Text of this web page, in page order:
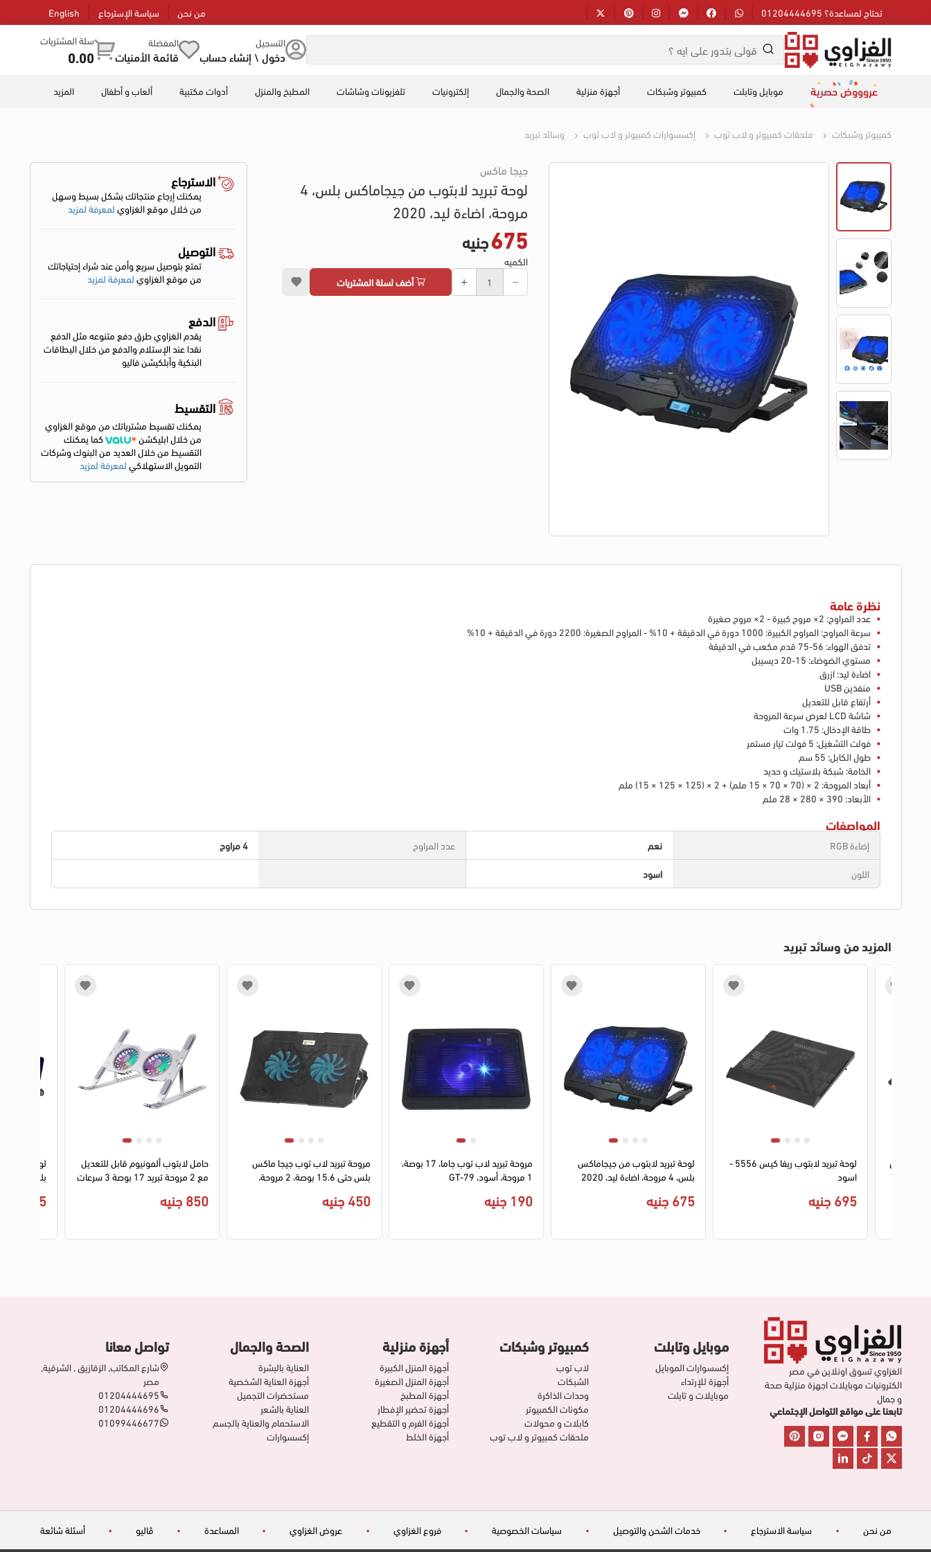
تحتاج لمساعدة؟ 01204444695 من نحن سياسة الإسترجاع English
التسجيل
دخول \ إنشاء حساب
المفضلة
قائمة الأمنيات
سلة المشتريات
0.00
عروووض حصرية موبايل وتابلت كمبيوتر وشبكات أجهزة منزلية الصحة والجمال إلكترونيات تلفزيونات وشاشات المطبخ والمنزل أدوات مكتبية ألعاب و أطفال المزيد
كمبيوتر وشبكات ملحقات كمبيوتر و لاب توب إكسسوارات كمبيوتر و لاب توب وسائد تبريد
جيجا ماكس
لوحة تبريد لابتوب من جيجاماكس بلس، 4
مروحة، اضاءة ليد، 2020
675جنيه
الكميه
أضف لسلة المشتريات
الاسترجاع
يمكنك إرجاع منتجاتك بشكل بسيط وسهل
من خلال موقع الغزاويلمعرفة لمزيد
التوصيل
تمتع بتوصيل سريع وأمن عند شراء إحتياجاتك
من موقع الغزاويلمعرفة لمزيد
الدفع
يقدم الغزاوي طرق دفع متنوعه مثل الدفع
نقدا عند الإستلام والدفع من خلال البطاقات
البنكية وأبلكيشن فاليو
التقسيط
يمكنك تقسيط مشترياتك من موقع الغزاوي
من خلال ابليكشن
كما يمكنك
التقسيط من خلال العديد من البنوك وشركات
التمويل الاستهلاكيلمعرفة لمزيد
نظرة عامة
عدد المراوح: 2× مروح كبيرة - 2× مروح صغيرة
سرعة المراوح: المراوح الكبيرة: 1000 دورة في الدقيقة + 10% - المراوح الصغيرة: 2200 دورة في الدقيقة + 10%
تدفق الهواء: 56-75 قدم مكعب في الدقيقة
مستوي الضوضاء: 15-20 ديسيبل
اضاءة ليد: ازرق
منفذين USB
أرتفاع قابل للتعديل
شاشة LCD لعرض سرعة المروحة
طاقة الإدخال: 1.75 وات
فولت التشغيل: 5 فولت تيار مستمر
طول الكابل: 55 سم
الخامة: شبكة بلاستيك و حديد
أبعاد المروحة: 2 × (70 × 70 × 15 ملم) + 2 × (125 × 125 × 15) ملم
الأبعاد: 390 × 280 × 28 ملم
المواصفات
إضاءة RGB نعم عدد المراوح
4 مراوح
اللون
اسود
المزيد من وسائد تبريد
لوحة تبريد
بلس، 2 مروحة، اضاءة ليد، 2021
575 جنيه
حامل لابتوب ألمونيوم قابل للتعديل
مع 2 مروحة تبريد 17 بوصة 3 سرعات
850 جنيه
مروحة تبريد لاب توب جيجا ماكس
بلس حتى 15.6 بوصة، 2 مروحة،
450 جنيه
مروحة تبريد لاب توب جاما، 17 بوصة،
1 مروحة، أسود، GT-79
190 جنيه
لوحة تبريد لابتوب من جيجاماكس
بلس، 4 مروحة، اضاءة ليد، 2020
675 جنيه
لوحة تبريد لابتوب ريفا كيس 5556 -
اسود
695 جنيه
ماكس بلس
الغزاوي تسوق اونلاين في مصر
الكترونيات موبايلات اجهزة منزلية صحة
و جمال
تابعنا على مواقع التواصل الإجتماعي
موبايل وتابلت
إكسسوارات الموبايل
أجهزة للإرتداء
موبايلات و تابلت
كمبيوتر وشبكات
لاب توب
الشبكات
وحدات الذاكرة
مكونات الكمبيوتر
كابلات و محولات
ملحقات كمبيوتر و لاب توب
أجهزة منزلية
أجهزة المنزل الكبيرة
أجهزة المنزل الصغيرة
أجهزة المطبخ
أجهزة تحضير الإفطار
أجهزة الفرم و التقطيع
أجهزة الخلط
الصحة والجمال
العناية بالبشرة
أجهزة العناية الشخصية
مستحضرات التجميل
العناية بالشعر
الاستحمام والعناية بالجسم
إكسسوارات
تواصل معانا
شارع المكاتب, الزقازيق , الشرقية,
مصر
01204444695
01204444696
01099446677
من نحن • سياسة الاسترجاع • خدمات الشحن والتوصيل • سياسات الخصوصية • فروع الغزاوي • عروض الغزاوي • المساعدة • ڤاليو • أسئلة شائعة